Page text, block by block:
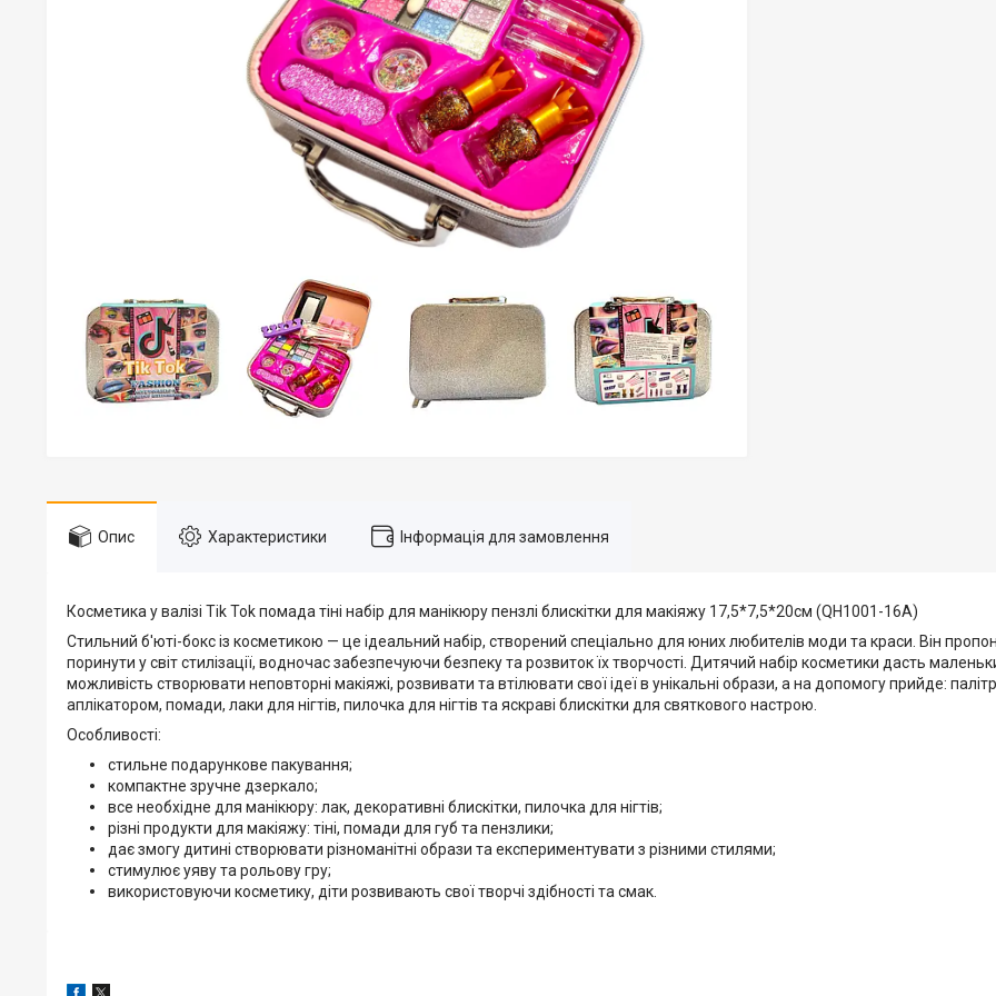
Опис Характеристики Інформація для замовлення
Косметика у валізі Tik Tok помада тіні набір для манікюру пензлі блискітки для макіяжу 17,5*7,5*20см (QH1001-16A)
Стильний б'юті-бокс із косметикою — це ідеальний набір, створений спеціально для юних любителів моди та краси. Він
поринути у світ стилізації, водночас забезпечуючи безпеку та розвиток їх творчості. Дитячий набір косметики дасть
можливість створювати неповторні макіяжі, розвивати та втілювати свої ідеї в унікальні образи, а на допомогу прийде:
аплікатором, помади, лаки для нігтів, пилочка для нігтів та яскраві блискітки для святкового настрою.
Особливості:
стильне подарункове пакування;
компактне зручне дзеркало;
все необхідне для манікюру: лак, декоративні блискітки, пилочка для нігтів;
різні продукти для макіяжу: тіні, помади для губ та пензлики;
дає змогу дитині створювати різноманітні образи та експериментувати з різними стилями;
стимулює уяву та рольову гру;
використовуючи косметику, діти розвивають свої творчі здібності та смак.